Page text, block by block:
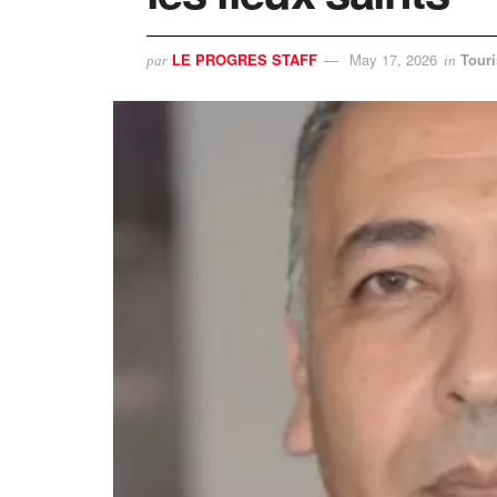
par LE PROGRES STAFF May 17, 2026 in